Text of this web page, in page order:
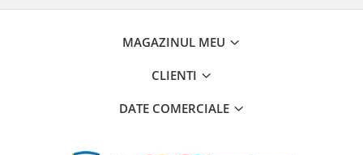
MAGAZINUL MEU
CLIENTI
DATE COMERCIALE